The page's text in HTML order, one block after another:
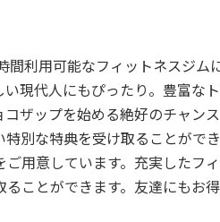
利用可能なフィットネスジム
現代人にもぴったり。豊富な
ザップを始める絶好のチャン
別な特典を受け取ることがで
用意しています。充実したフ
ことができます。友達にもお